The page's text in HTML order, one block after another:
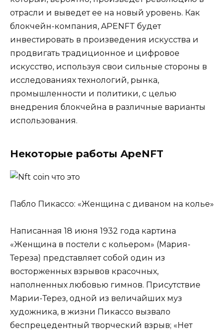
отрасли и выведет ее на новый уровень. Как
блокчейн-компания, APENFT будет
инвестировать в произведения искусства и
продвигать традиционное и цифровое
искусство, используя свои сильные стороны в
исследованиях технологий, рынка,
промышленности и политики, с целью
внедрения блокчейна в различные варианты
использования.
Некоторые работы ApeNFT
Пабло Пикассо: «Женщина с диваном на колье»
Написанная 18 июня 1932 года картина
«Женщина в постели с кольером» (Мария-
Тереза) представляет собой один из
восторженных взрывов красочных,
наполненных любовью гимнов. Присутствие
Марии-Терез, одной из величайших муз
художника, в жизни Пикассо вызвало
беспрецедентный творческий взрыв; «Нет